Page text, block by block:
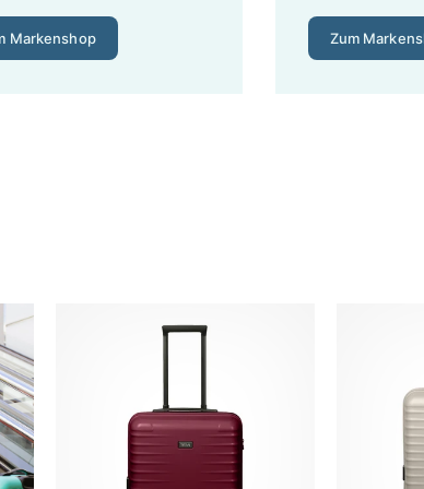
das Preis-Leistungs-Verhältnis am besten –
Jahre und lange Herstellergarantie. Hier spielen
umgerechnet 18 € pro Jahr. Ein Budget-Modell für
Reißverschlüsse – und einen Hersteller, der Teile
kaufen heißt bei uns: Markenqualität zum
Markenshop Zum